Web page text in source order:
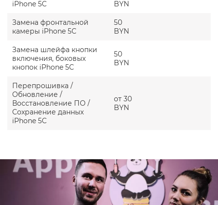
iPhone 5C BYN
Замена фронтальной
камеры iPhone 5C
50
BYN
Замена шлейфа кнопки
включения, боковых
кнопок iPhone 5C
50
BYN
Перепрошивка /
Обновление /
Восстановление ПО /
Сохранение данных
iPhone 5C
от 30
BYN